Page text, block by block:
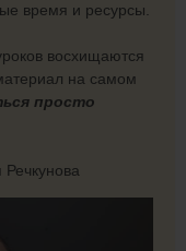
время и ресурсы.
восхищаются
на самом
просто